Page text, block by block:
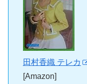
田村香織 テレカ
[Amazon]